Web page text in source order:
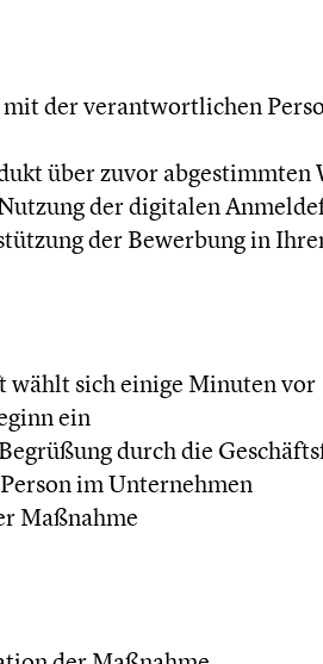
der verantwortlichen
über zuvor abgestimmten
der digitalen
der Bewerbung in
wählt sich einige Minuten vor
ein
durch die
im Unternehmen
Maßnahme